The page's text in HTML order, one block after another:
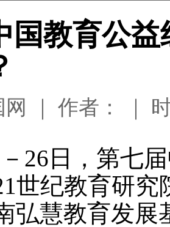
国教育公
｜ 作者： ｜
26日，第七
世纪教育研
弘慧教育发展